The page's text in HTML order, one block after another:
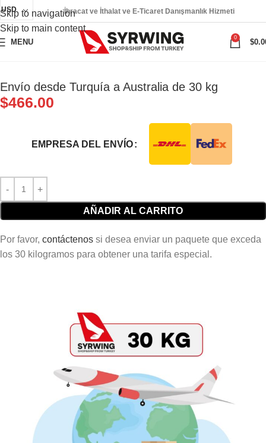
Skip to navigation
Skip to main content
USD İhracat ve İthalat ve E-Ticaret Danışmanlık Hizmeti
MENU
0
$
Envío desde Turquía a Australia de 30 kg
$466.00
EMPRESA DEL ENVÍO
AÑADIR AL CARRITO
Por favor, contáctenos si desea enviar un paquete que exceda
los 30 kilogramos para obtener una tarifa especial.